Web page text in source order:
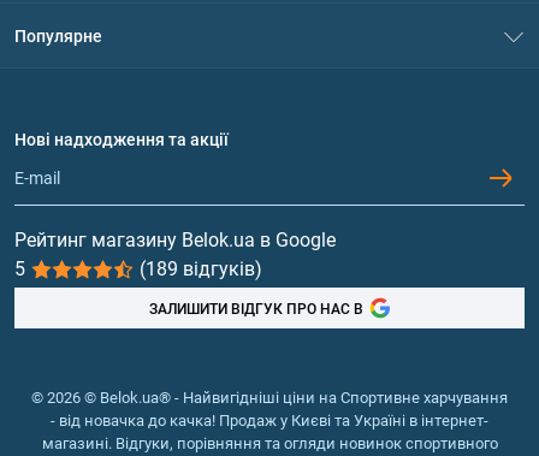
Політика конфіденційності
Обмін та повернення
Популярне
Протеїн
Гейнери
Вітаміни та мінерали
Риб'ячий жир, жирні кислоти
Нові надходження та акції
Рейтинг магазину Belok.ua в Google
5
(189 відгуків)
ЗАЛИШИТИ ВІДГУК ПРО НАС В
© 2026 © Belok.ua® - Найвигідніші ціни на Спортивне харчування
- від новачка до качка! Продаж у Києві та Україні в інтернет-
магазині. Відгуки, порівняння та огляди новинок спортивного